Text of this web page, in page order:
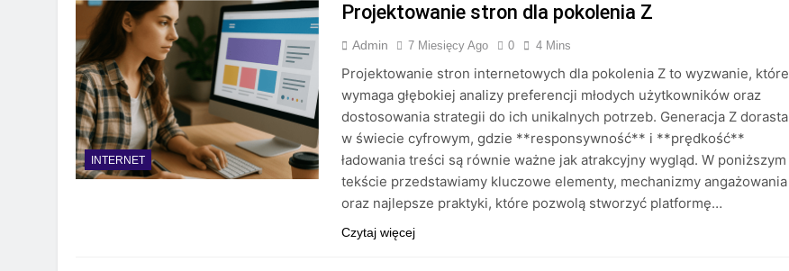
INTERNET
Projektowanie stron dla pokolenia Z
Admin 7 Miesięcy Ago 0 4 Mins
Projektowanie stron internetowych dla pokolenia Z to wyzwanie, które
wymaga głębokiej analizy preferencji młodych użytkowników oraz
dostosowania strategii do ich unikalnych potrzeb. Generacja Z dorasta
w świecie cyfrowym, gdzie **responsywność** i **prędkość**
ładowania treści są równie ważne jak atrakcyjny wygląd. W poniższym
tekście przedstawiamy kluczowe elementy, mechanizmy angażowania
oraz najlepsze praktyki, które pozwolą stworzyć platformę…
Czytaj więcej